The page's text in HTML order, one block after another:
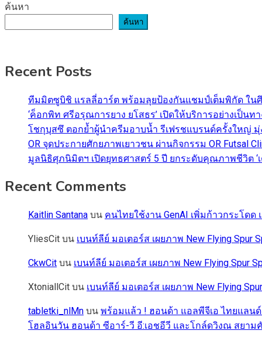
ค้นหา
ค้นหา
Recent Posts
ทีมมิตซูบิชิ แรลลี่อาร์ต พร้อมลุยป้องกันแชมป์เต็มพิกัด ใน
‘ค็อกพิท ศรีอรุณการยาง ยโสธร’ เปิดให้บริการอย่างเป็น
โชกุบุสซึ ตอกย้ำผู้นำครีมอาบน้ำ รีเฟรชแบรนด์ครั้งใหญ่ มุ่
OR จุดประกายศักยภาพเยาวชน ผ่านกิจกรรม OR Futsal
มูลนิธิศุภนิมิตฯ เปิดยุทธศาสตร์ 5 ปี ยกระดับคุณภาพชีวิต
Recent Comments
Kaitlin Santana บน คนไทยใช้งาน GenAI เพิ่มก้าวกระโด
YliesCit บน เบนท์ลีย์ มอเตอร์ส เผยภาพ New Flying
CkwCit บน เบนท์ลีย์ มอเตอร์ส เผยภาพ New Flying Spur
XtoniallCit บน เบนท์ลีย์ มอเตอร์ส เผยภาพ New Flying
tabletki_nlMn บน พร้อมแล้ว ! ฮอนด้า แอลพีจีเอ ไทยแลนด์
โฮลอินวัน ฮอนด้า ซีอาร์-วี อี:เอชอีวี และโกล์ดวิงณ สยา